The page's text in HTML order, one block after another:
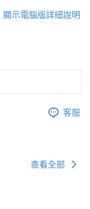
顯示電腦版詳細說明
客服
查看全部